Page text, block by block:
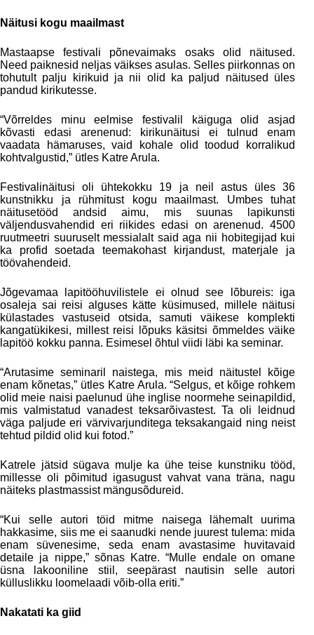
Näitusi kogu maailmast
Mastaapse festivali põnevaimaks osaks olid näitused.
Need paiknesid neljas väikses asulas. Selles piirkonnas on
tohutult palju kirikuid ja nii olid ka paljud näitused üles
pandud kirikutesse.
“Võrreldes minu eelmise festivalil käiguga olid asjad
kõvasti edasi arenenud: kirikunäitusi ei tulnud enam
vaadata hämaruses, vaid kohale olid toodud korralikud
kohtvalgustid,” ütles Katre Arula.
Festivalinäitusi oli ühtekokku 19 ja neil astus üles 36
kunstnikku ja rühmitust kogu maailmast. Umbes tuhat
näitusetööd andsid aimu, mis suunas lapikunsti
väljendusvahendid eri riikides edasi on arenenud. 4500
ruutmeetri suuruselt messialalt said aga nii hobitegijad kui
ka profid soetada teemakohast kirjandust, materjale ja
töövahendeid.
Jõgevamaa lapitööhuvilistele ei olnud see lõbureis: iga
osaleja sai reisi alguses kätte küsimused, millele näitusi
külastades vastuseid otsida, samuti väikese komplekti
kangatükikesi, millest reisi lõpuks käsitsi õmmeldes väike
lapitöö kokku panna. Esimesel õhtul viidi läbi ka seminar.
“Arutasime seminaril naistega, mis meid näitustel kõige
enam kõnetas,” ütles Katre Arula. “Selgus, et kõige rohkem
olid meie naisi paelunud ühe inglise noormehe seinapildid,
mis valmistatud vanadest teksarõivastest. Ta oli leidnud
väga paljude eri värvivarjunditega teksakangaid ning neist
tehtud pildid olid kui fotod.”
Katrele jätsid sügava mulje ka ühe teise kunstniku tööd,
millesse oli põimitud igasugust vahvat vana träna, nagu
näiteks plastmassist mängusõdureid.
“Kui selle autori töid mitme naisega lähemalt uurima
hakkasime, siis me ei saanudki nende juurest tulema: mida
enam süvenesime, seda enam avastasime huvitavaid
detaile ja nippe,” sõnas Katre. “Mulle endale on omane
üsna lakooniline stiil, seepärast nautisin selle autori
külluslikku loomelaadi võib-olla eriti.”
Nakatati ka giid